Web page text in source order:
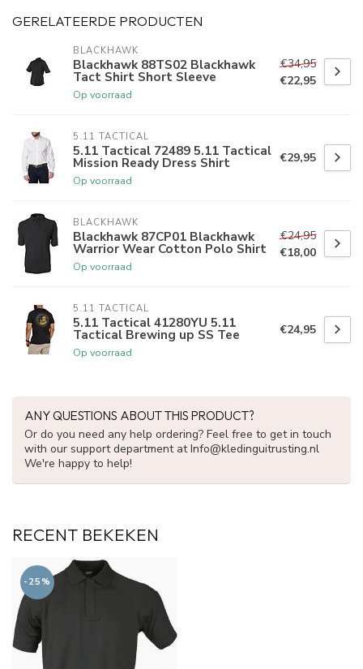
GERELATEERDE PRODUCTEN
BLACKHAWK
Blackhawk 88TS02 Blackhawk
Tact Shirt Short Sleeve
Op voorraad
€34,95
€22,95
5.11 TACTICAL
5.11 Tactical 72489 5.11 Tactical
Mission Ready Dress Shirt
Op voorraad
€29,95
BLACKHAWK
Blackhawk 87CP01 Blackhawk
Warrior Wear Cotton Polo Shirt
Op voorraad
€24,95
€18,00
5.11 TACTICAL
5.11 Tactical 41280YU 5.11
Tactical Brewing up SS Tee
Op voorraad
€24,95
ANY QUESTIONS ABOUT THIS PRODUCT?
Or do you need any help ordering? Feel free to get in touch
with our support department atInfo@kledinguitrusting.nl
We're happy to help!
RECENT BEKEKEN
-25%